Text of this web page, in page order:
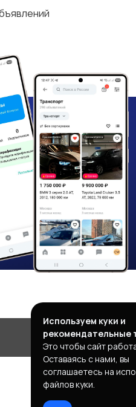
Используем куки и
рекомендательные
Это чтобы сайт
Оставаясь с нами, вы
соглашаетесь на
файлов куки.